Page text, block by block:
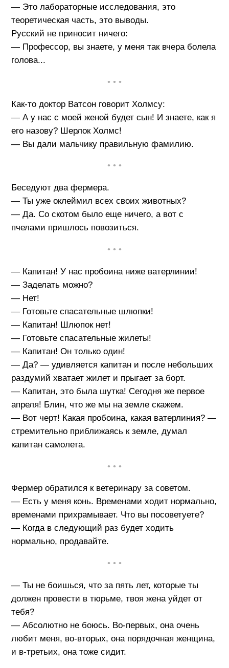
— Это лабораторные исследования, это
теоретическая часть, это выводы.
Русский не приносит ничего:
— Профессор, вы знаете, у меня так вчера болела
голова...
• • •
Как-то доктор Ватсон говорит Холмсу:
— А у нас с моей женой будет сын! И знаете, как я
его назову? Шерлок Холмс!
— Вы дали мальчику правильную фамилию.
• • •
Беседуют два фермера.
— Ты уже оклеймил всех своих животных?
— Да. Со скотом было еще ничего, а вот с
пчелами пришлось повозиться.
• • •
— Капитан! У нас пробоина ниже ватерлинии!
— Заделать можно?
— Нет!
— Готовьте спасательные шлюпки!
— Капитан! Шлюпок нет!
— Готовьте спасательные жилеты!
— Капитан! Он только один!
— Да? — удивляется капитан и после небольших
раздумий хватает жилет и прыгает за борт.
— Капитан, это была шутка! Сегодня же первое
апреля! Блин, что же мы на земле скажем.
— Вот черт! Какая пробоина, какая ватерлиния? —
стремительно приближаясь к земле, думал
капитан самолета.
• • •
Фермер обратился к ветеринару за советом.
— Есть у меня конь. Временами ходит нормально,
временами прихрамывает. Что вы посоветуете?
— Когда в следующий раз будет ходить
нормально, продавайте.
• • •
— Ты не боишься, что за пять лет, которые ты
должен провести в тюрьме, твоя жена уйдет от
тебя?
— Абсолютно не боюсь. Во-первых, она очень
любит меня, во-вторых, она порядочная женщина,
и в-третьих, она тоже сидит.